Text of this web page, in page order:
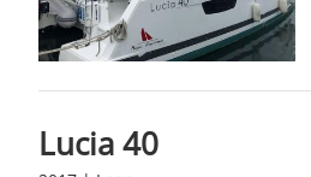
Lucia 40